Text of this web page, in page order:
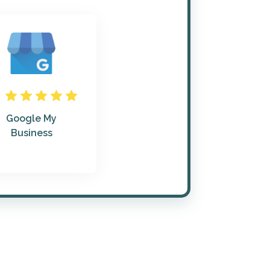
Google My
Business